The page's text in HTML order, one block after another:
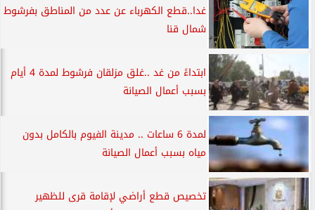
غدا..قطع الكهرباء عن عدد من المناطق بفرشوط
شمال قنا
ابتداءً من غد ..غلق مزلقان فرشوط لمدة 4 أيام
بسبب أعمال الصيانة
لمدة 6 ساعات .. مدينة الفيوم بالكامل بدون
مياه بسبب أعمال الصيانة
تخصيص قطع أراضي لإقامة قرى للظهير